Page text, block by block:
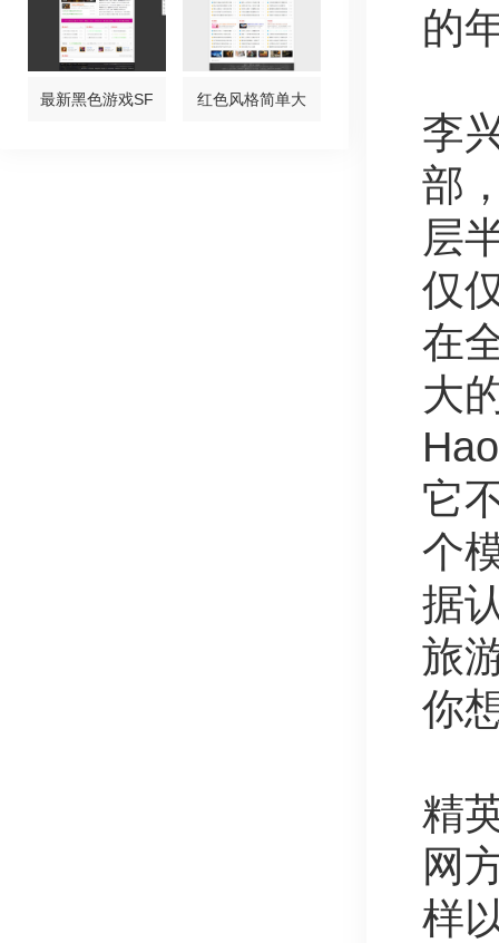
最新黑色游戏SF 红色风格简单大
的
李
部
层
仅
在
大
它
个
据
旅
你
精
网
样